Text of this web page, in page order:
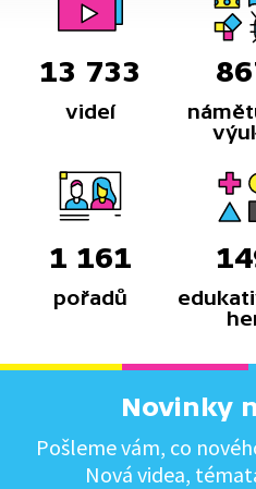
13 733
videí
1 161
pořadů
Novinky
Pošleme vám, co
Nová videa,